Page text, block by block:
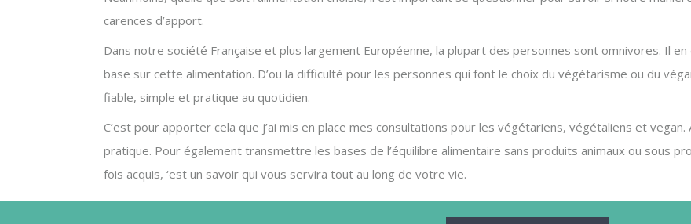
carences d’apport.
Dans notre société Française et plus largement Européenne, la plupart des personnes sont omnivores. Il
base sur cette alimentation. D’ou la difficulté pour les personnes qui font le choix du végétarisme ou du
fiable, simple et pratique au quotidien.
C’est pour apporter cela que j’ai mis en place mes consultations pour les végétariens, végétaliens et
pratique. Pour également transmettre les bases de l’équilibre alimentaire sans produits animaux ou sous
fois acquis, ‘est un savoir qui vous servira tout au long de votre vie.